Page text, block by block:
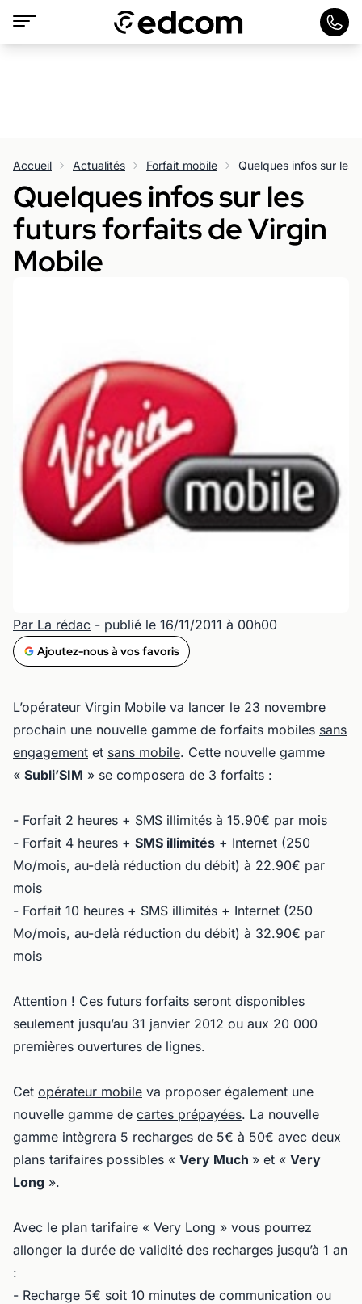
Accueil Actualités Forfait mobile Quelques infos sur les
Quelques infos sur les
futurs forfaits de Virgin
Mobile
Par La rédac - publié le 16/11/2011 à 00h00
Ajoutez-nous à vos favoris
L’opérateur Virgin Mobile va lancer le 23 novembre
prochain une nouvelle gamme de forfaits mobiles sans
engagement et sans mobile. Cette nouvelle gamme
« Subli’SIM » se composera de 3 forfaits :
- Forfait 2 heures + SMS illimités à 15.90€ par mois
- Forfait 4 heures + SMS illimités + Internet (250
Mo/mois, au-delà réduction du débit) à 22.90€ par
mois
- Forfait 10 heures + SMS illimités + Internet (250
Mo/mois, au-delà réduction du débit) à 32.90€ par
mois
Attention ! Ces futurs forfaits seront disponibles
seulement jusqu’au 31 janvier 2012 ou aux 20 000
premières ouvertures de lignes.
Cet opérateur mobile va proposer également une
nouvelle gamme de cartes prépayées. La nouvelle
gamme intègrera 5 recharges de 5€ à 50€ avec deux
plans tarifaires possibles « Very Much » et « Very
Long ».
Avec le plan tarifaire « Very Long » vous pourrez
allonger la durée de validité des recharges jusqu’à 1 an
:
- Recharge 5€ soit 10 minutes de communication ou